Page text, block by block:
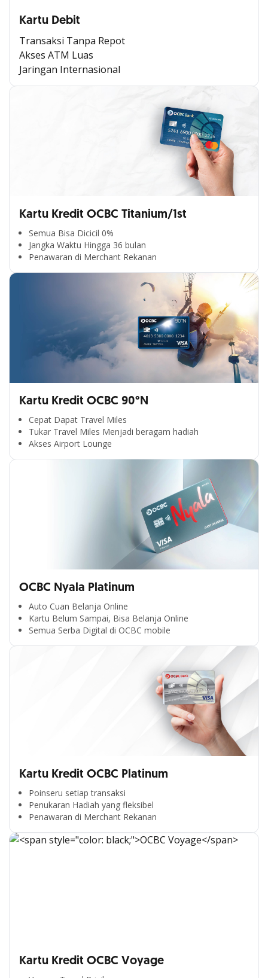
Kartu Debit
Transaksi Tanpa Repot
Akses ATM Luas
Jaringan Internasional
Kartu Kredit OCBC Titanium/1st
Semua Bisa Dicicil 0%
Jangka Waktu Hingga 36 bulan
Penawaran di Merchant Rekanan
Kartu Kredit OCBC 90°N
Cepat Dapat Travel Miles
Tukar Travel Miles Menjadi beragam hadiah
Akses Airport Lounge
OCBC Nyala Platinum
Auto Cuan Belanja Online
Kartu Belum Sampai, Bisa Belanja Online
Semua Serba Digital di OCBC mobile
Kartu Kredit OCBC Platinum
Poinseru setiap transaksi
Penukaran Hadiah yang fleksibel
Penawaran di Merchant Rekanan
Kartu Kredit OCBC Voyage